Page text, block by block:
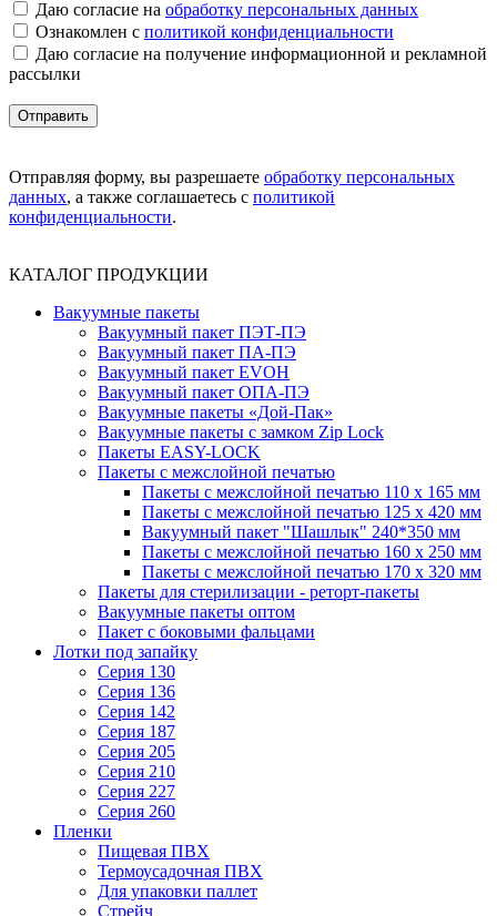
Даю согласие на обработку персональных данных
Ознакомлен с политикой конфиденциальности
Даю согласие на получение информационной и рекламной
рассылки
Отправляя форму, вы разрешаете обработку персональных
данных, а также соглашаетесь с политикой
конфиденциальности.
КАТАЛОГ ПРОДУКЦИИ
Вакуумные пакеты
Вакуумный пакет ПЭТ-ПЭ
Вакуумный пакет ПА-ПЭ
Вакуумный пакет EVOH
Вакуумный пакет ОПА-ПЭ
Вакуумные пакеты «Дой-Пак»
Вакуумные пакеты с замком Zip Lock
Пакеты EASY-LOCK
Пакеты с межслойной печатью
Пакеты с межслойной печатью 110 x 165 мм
Пакеты с межслойной печатью 125 x 420 мм
Вакуумный пакет "Шашлык" 240*350 мм
Пакеты с межслойной печатью 160 x 250 мм
Пакеты с межслойной печатью 170 x 320 мм
Пакеты для стерилизации - реторт-пакеты
Вакуумные пакеты оптом
Пакет с боковыми фальцами
Лотки под запайку
Серия 130
Серия 136
Серия 142
Серия 187
Серия 205
Серия 210
Серия 227
Серия 260
Пленки
Пищевая ПВХ
Термоусадочная ПВХ
Для упаковки паллет
Стрейч